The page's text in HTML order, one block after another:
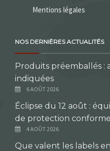
Mentions légales
NOS DERNIÈRES ACTUALITÉS
Produits préemballés
indiquées
6 AOÛT 2026
Éclipse du 12 août :
de protection
4 AOÛT 2026
Que valent les labels